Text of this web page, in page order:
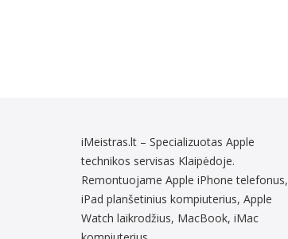
iMeistras.lt – Specializuotas Apple
technikos servisas Klaipėdoje.
Remontuojame Apple iPhone telefonus,
iPad planšetinius kompiuterius, Apple
Watch laikrodžius, MacBook, iMac